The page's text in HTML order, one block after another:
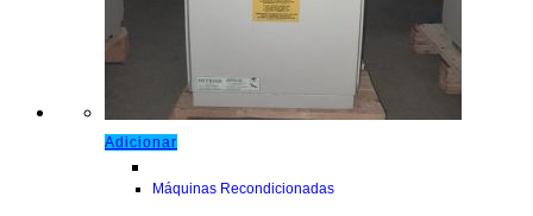
Adicionar
Máquinas Recondicionadas